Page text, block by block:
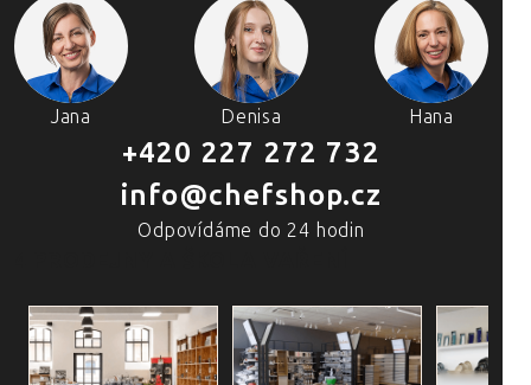
Jana Denisa Hana
+420 227 272 732
info@chefshop.cz
Odpovídáme do 24 hodin